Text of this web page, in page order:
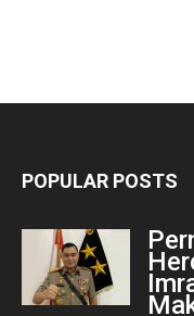
POPULAR POSTS